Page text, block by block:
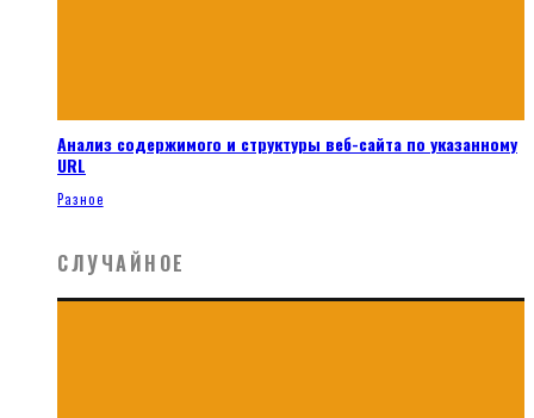
Анализ содержимого и структуры веб-сайта по указанному
URL
Разное
СЛУЧАЙНОЕ